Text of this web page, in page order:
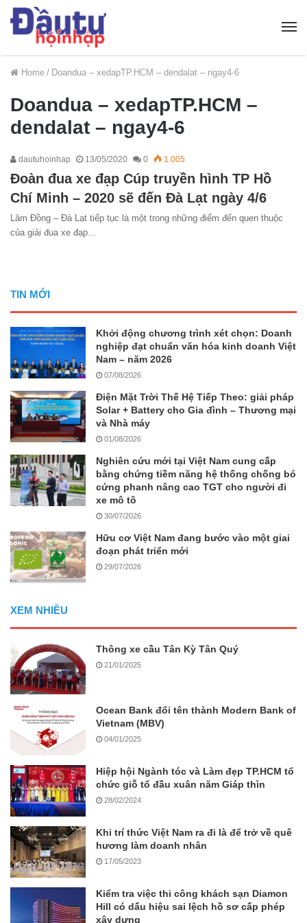
Home / Doandua – xedapTP.HCM – dendalat – ngay4-6
Doandua – xedapTP.HCM –
dendalat – ngay4-6
dautuhoinhap 13/05/2020 0 1.005
Đoàn đua xe đạp Cúp truyền hình TP Hồ
Chí Minh – 2020 sẽ đến Đà Lạt ngày 4/6
Lâm Đồng – Đà Lạt tiếp tục là một trong những điểm đến quen thuộc
của giải đua xe đạp…
TIN MỚI
Khởi động chương trình xét chọn: Doanh
nghiệp đạt chuẩn văn hóa kinh doanh Việt
Nam – năm 2026
07/08/2026
Điện Mặt Trời Thế Hệ Tiếp Theo: giải pháp
Solar + Battery cho Gia đình – Thương mại
và Nhà máy
01/08/2026
Nghiên cứu mới tại Việt Nam cung cấp
bằng chứng tiềm năng hệ thống chống bó
cứng phanh nâng cao TGT cho người đi
xe mô tô
30/07/2026
Hữu cơ Việt Nam đang bước vào một giai
đoạn phát triển mới
29/07/2026
XEM NHIỀU
Thông xe cầu Tân Kỳ Tân Quý
21/01/2025
Ocean Bank đổi tên thành Modern Bank of
Vietnam (MBV)
04/01/2025
Hiệp hội Ngành tóc và Làm đẹp TP.HCM tổ
chức giỗ tổ đầu xuân năm Giáp thìn
28/02/2024
Khi trí thức Việt Nam ra đi là để trở về quê
hương làm doanh nhân
17/05/2023
Kiểm tra việc thi công khách sạn Diamon
Hill có dấu hiệu sai lệch hồ sơ cấp phép
xây dựng